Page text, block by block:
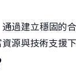
過建立穩固的
源與技術支援